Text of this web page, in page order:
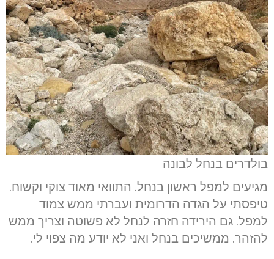
בולדרים בנחל לבונה
מגיעים למפל ראשון בנחל. התוואי מאוד צוקי וקשוח.
טיפסתי על הגדה הדרומית ועברתי ממש צמוד
למפל. גם הירידה חזרה לנחל לא פשוטה וצריך ממש
להזהר. ממשיכים בנחל ואני לא יודע מה צפוי לי.